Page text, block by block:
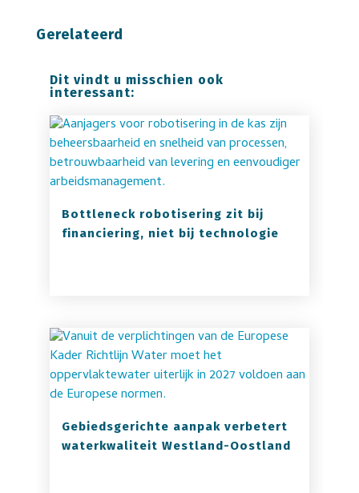
Gerelateerd
Dit vindt u misschien ook
interessant:
Bottleneck robotisering zit bij
financiering, niet bij technologie
Gebiedsgerichte aanpak verbetert
waterkwaliteit Westland-Oostland